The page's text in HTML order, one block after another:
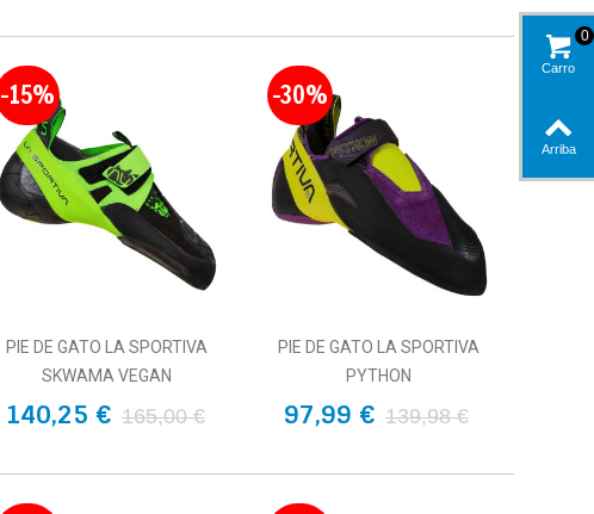
-15%
PIE DE GATO LA SPORTIVA
SKWAMA VEGAN
140,25 € 165,00 €
-30%
PIE DE GATO LA SPORTIVA
PYTHON
97,99 € 139,98 €
Carro
0
Arriba